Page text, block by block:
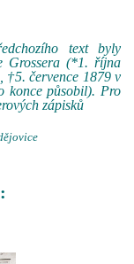
text byly
Grossera (*1. října
†5. července 1879 v
konce působil). Pro
zápisků